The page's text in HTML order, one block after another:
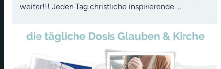
weiter!!! Jeden Tag christliche inspirierende …